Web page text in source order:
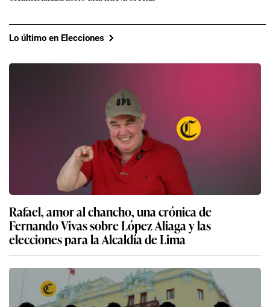
Lo último en Elecciones
Rafael, amor al chancho, una crónica de
Fernando Vivas sobre López Aliaga y las
elecciones para la Alcaldía de Lima